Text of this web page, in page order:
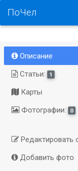
ПоЧел
Описание
Статьи:
1
Карты
Фотографии:
0
Редактировать
Добавить фото